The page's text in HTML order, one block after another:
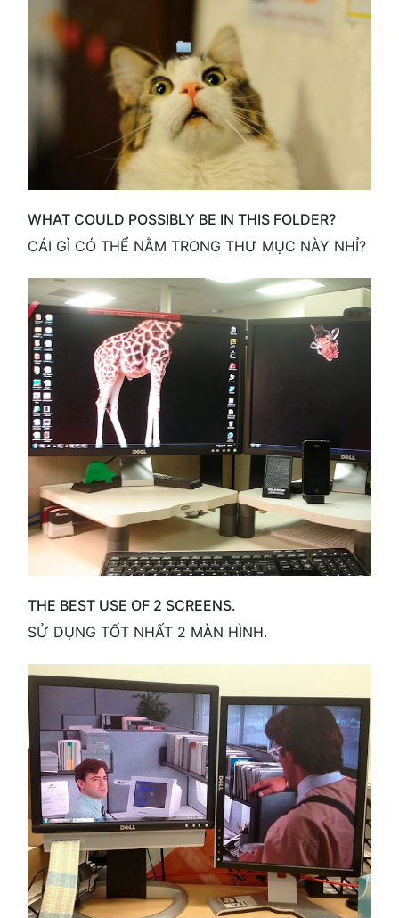
WHAT COULD POSSIBLY BE IN THIS FOLDER?
CÁI GÌ CÓ THỂ NẰM TRONG THƯ MỤC NÀY NHỈ?
THE BEST USE OF 2 SCREENS.
SỬ DỤNG TỐT NHẤT 2 MÀN HÌNH.